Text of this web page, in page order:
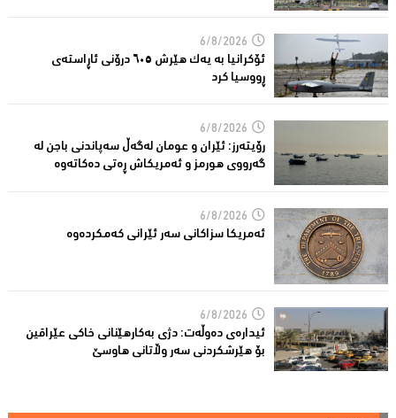
6/8/2026
ئۆکرانیا بە یەک هێرش ٦٠٥ درۆنی ئاڕاستەى
ڕووسیا کرد
6/8/2026
رۆیتەرز: ئێران و عومان لەگەڵ سەپاندنی باجن لە
گەرووی هورمز و ئەمریکاش ڕەتی دەکاتەوە
6/8/2026
ئه‌مریكا سزاكانی سه‌ر ئێرانی كه‌مكرده‌وه‌
6/8/2026
ئیدارەى دەوڵەت: دژى بەکارهێنانى خاکی عێراقین
بۆ هێرشکردنى سەر وڵاتانی هاوسێ